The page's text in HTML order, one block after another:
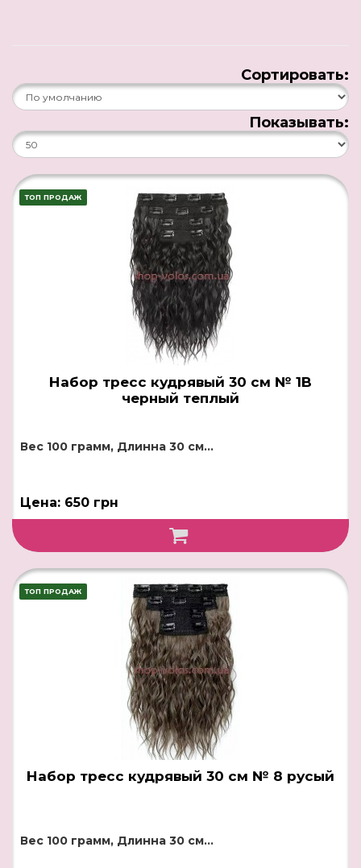
Сортировать:
Показывать:
ТОП ПРОДАЖ
Набор тресс кудрявый 30 см № 1B
черный теплый
Вес 100 грамм, Длинна 30 см...
Цена: 650 грн
ТОП ПРОДАЖ
Набор тресс кудрявый 30 см № 8 русый
Вес 100 грамм, Длинна 30 см...